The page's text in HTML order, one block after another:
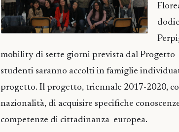
mobility di sette giorni prevista dal Progetto
studenti saranno accolti in famiglie
progetto. Il progetto, triennale 2017-2020,
nazionalità, di acquisire specifiche
competenze di cittadinanza europea.